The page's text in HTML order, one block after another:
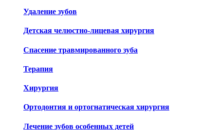
Удаление зубов
Детская челюстно-лицевая хирургия
Спасение травмированного зуба
Терапия
Хирургия
Ортодонтия и ортогнатическая хирургия
Лечение зубов особенных детей